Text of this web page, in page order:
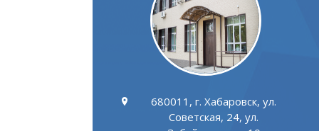
680011, г. Хабаровск, ул.
Советская, 24, ул.